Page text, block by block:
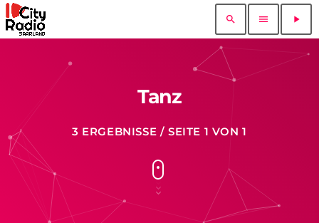
search menu play_arrow
Tanz
3 ERGEBNISSE / SEITE 1 VON 1